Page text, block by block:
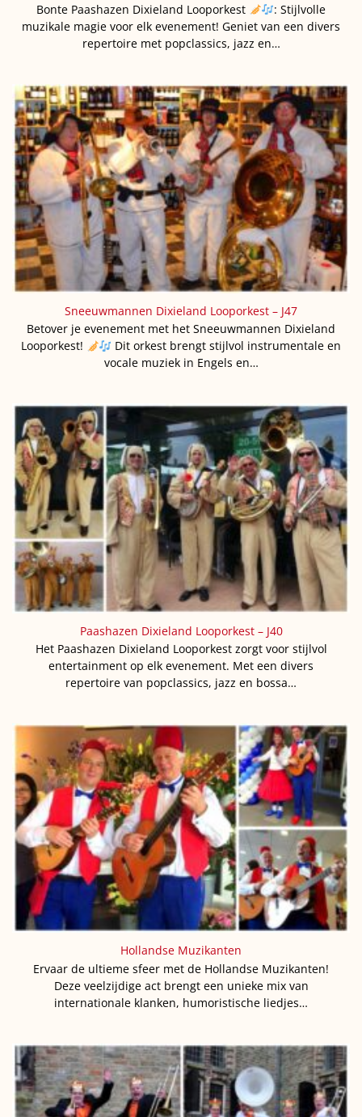
Bonte Paashazen Dixieland Looporkest
: Stijlvolle
muzikale magie voor elk evenement! Geniet van een divers
repertoire met popclassics, jazz en…
Sneeuwmannen Dixieland Looporkest – J47
Betover je evenement met het Sneeuwmannen Dixieland
Looporkest!
Dit orkest brengt stijlvol instrumentale en
vocale muziek in Engels en…
Paashazen Dixieland Looporkest – J40
Het Paashazen Dixieland Looporkest zorgt voor stijlvol
entertainment op elk evenement. Met een divers
repertoire van popclassics, jazz en bossa…
Hollandse Muzikanten
Ervaar de ultieme sfeer met de Hollandse Muzikanten!
Deze veelzijdige act brengt een unieke mix van
internationale klanken, humoristische liedjes…